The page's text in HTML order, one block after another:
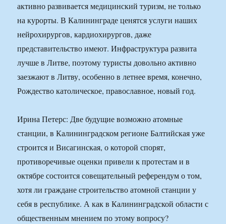
активно развивается медицинский туризм, не только
на курорты. В Калининграде ценятся услуги наших
нейрохирургов, кардиохирургов, даже
представительство имеют. Инфраструктура развита
лучше в Литве, поэтому туристы довольно активно
заезжают в Литву, особенно в летнее время, конечно,
Рождество католическое, православное, новый год.
Ирина Петерс: Две будущие возможно атомные
станции, в Калининградском регионе Балтийская уже
строится и Висагинская, о которой спорят,
противоречивые оценки привели к протестам и в
октябре состоится совещательный референдум о том,
хотя ли граждане строительство атомной станции у
себя в республике. А как в Калининградской области с
общественным мнением по этому вопросу?